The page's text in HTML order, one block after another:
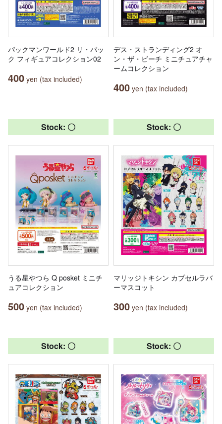
パックマンワールド2 リ・パッ
ク フィギュアコレクション02
400 yen (tax included)
デス・ストランディング2 オ
ン・ザ・ビーチ ミニチュアチャ
ームコレクション
400 yen (tax included)
Stock: 〇
うる星やつら Q posket ミニチ
ュアコレクション
500 yen (tax included)
Stock: 〇
マリッジトキシン カプセルラバ
ーマスコット
300 yen (tax included)
Stock: 〇 Stock: 〇